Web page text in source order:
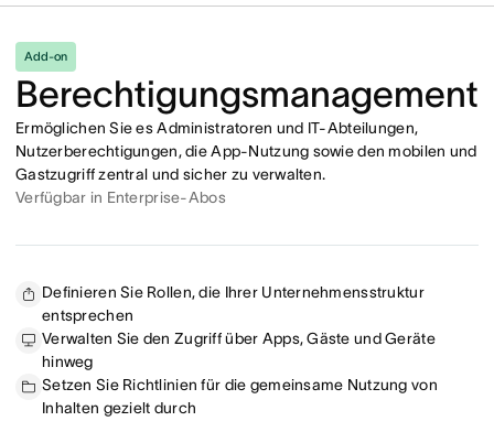
Add-on
Berechtigungsmanagement
Ermöglichen Sie es Administratoren und IT-Abteilungen,
Nutzerberechtigungen, die App-Nutzung sowie den mobilen und
Gastzugriff zentral und sicher zu verwalten.
Verfügbar in Enterprise-Abos
Definieren Sie Rollen, die Ihrer Unternehmensstruktur
entsprechen
Verwalten Sie den Zugriff über Apps, Gäste und Geräte
hinweg
Setzen Sie Richtlinien für die gemeinsame Nutzung von
Inhalten gezielt durch